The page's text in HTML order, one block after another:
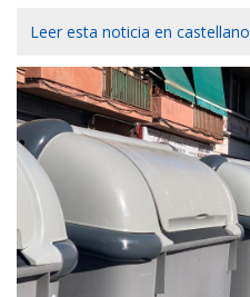
Leer esta noticia en castellano